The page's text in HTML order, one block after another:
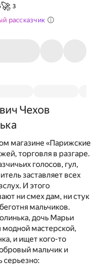
🚀 3
рассказчик
Чехов
магазине «Парижские
торговля в разгаре.
голосов, гул,
заставляет всех
И этого
ни смех дам, ни стук
мальчиков.
дочь Марьи
мастерской,
и ищет кого-то
мальчик и
серьезно: